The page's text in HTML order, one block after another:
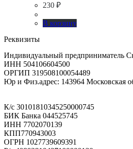
230 ₽
В корзину
Реквизиты
Индивидуальный предприниматель
ИНН 504106604500
ОРГИП 319508100054489
Юр и Физ.адрес: 143964 Московская
К/с 30101810345250000745
БИК Банка 044525745
ИНН 7702070139
КПП770943003
ОГРН 1027739609391